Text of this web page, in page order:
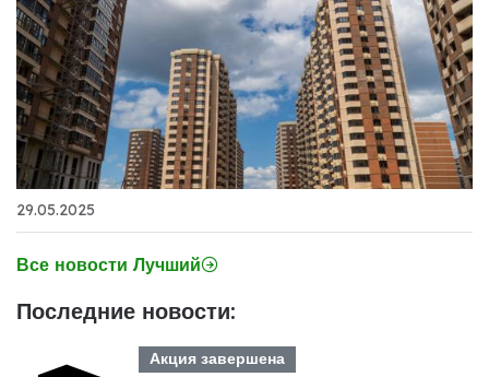
29.05.2025
Все новости Лучший
Последние новости:
Акция завершена